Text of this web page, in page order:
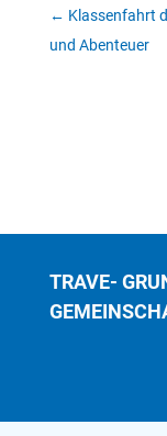
← Klassenfahrt
und Abenteuer
TRAVE-